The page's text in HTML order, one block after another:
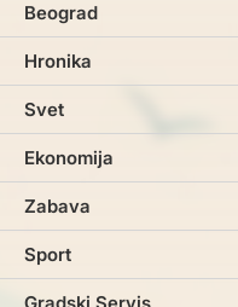
Beograd
Hronika
Svet
Ekonomija
Zabava
Sport